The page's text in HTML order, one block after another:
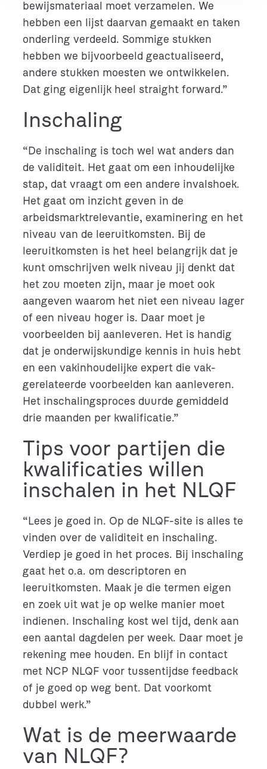
bewijsmateriaal moet verzamelen. We
hebben een lijst daarvan gemaakt en taken
onderling verdeeld. Sommige stukken
hebben we bijvoorbeeld geactualiseerd,
andere stukken moesten we ontwikkelen.
Dat ging eigenlijk heel straight forward.”
Inschaling
“De inschaling is toch wel wat anders dan
de validiteit. Het gaat om een inhoudelijke
stap, dat vraagt om een andere invalshoek.
Het gaat om inzicht geven in de
arbeidsmarktrelevantie, examinering en het
niveau van de leeruitkomsten. Bij de
leeruitkomsten is het heel belangrijk dat je
kunt omschrijven welk niveau jij denkt dat
het zou moeten zijn, maar je moet ook
aangeven waarom het niet een niveau lager
of een niveau hoger is. Daar moet je
voorbeelden bij aanleveren. Het is handig
dat je onderwijskundige kennis in huis hebt
en een vakinhoudelijke expert die vak-
gerelateerde voorbeelden kan aanleveren.
Het inschalingsproces duurde gemiddeld
drie maanden per kwalificatie.”
Tips voor partijen die
kwalificaties willen
inschalen in het NLQF
“Lees je goed in. Op de NLQF-site is alles te
vinden over de validiteit en inschaling.
Verdiep je goed in het proces. Bij inschaling
gaat het o.a. om descriptoren en
leeruitkomsten. Maak je die termen eigen
en zoek uit wat je op welke manier moet
indienen. Inschaling kost wel tijd, denk aan
een aantal dagdelen per week. Daar moet je
rekening mee houden. En blijf in contact
met NCP NLQF voor tussentijdse feedback
of je goed op weg bent. Dat voorkomt
dubbel werk.”
Wat is de meerwaarde
van NLQF?